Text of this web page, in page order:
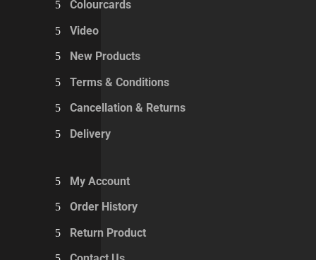
Colourcards
Video
New Products
Terms & Conditions
Cancellation & Returns
Delivery
My Account
Order History
Return Product